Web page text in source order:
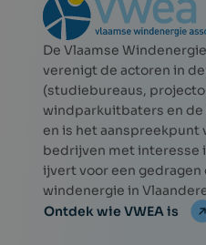
windenergie in
bijpascontract,
het Contract for
Het doel is om de
de sector te
integratie van
energiebronnen te
veranderende
marktcontext na
De Vlaamse
verenigt de actoren in
(studiebureaus,
windparkuitbaters en
en is het aanspreekpunt
bedrijven met interesse
ijvert voor een gedragen
windenergie in
Ontdek wie VWEA is